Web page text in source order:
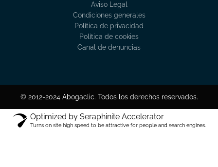
Aviso Legal
Condiciones generales
Política de privacidad
Política de cookies
Canal de denuncias
© 2012-2024 Abogaclic. Todos los derechos reservados.
Optimized by Seraphinite Accelerator
Turns on site high speed to be attractive for people and search engines.